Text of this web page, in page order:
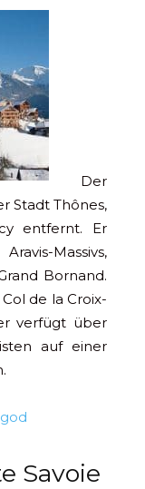
Der
Stadt Thônes,
entfernt. Er
Massivs,
Bornand.
de la Croix-
verfügt über
auf einer
Savoie